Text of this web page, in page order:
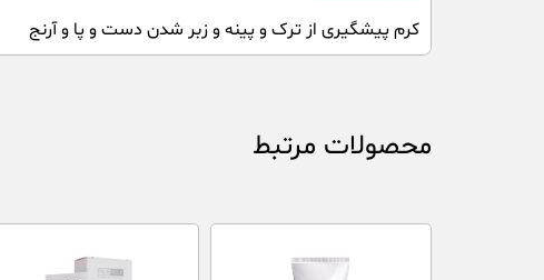
کرم پیشگیری از ترک و پینه و زبر شدن دست و پا و آرنج
محصولات مرتبط